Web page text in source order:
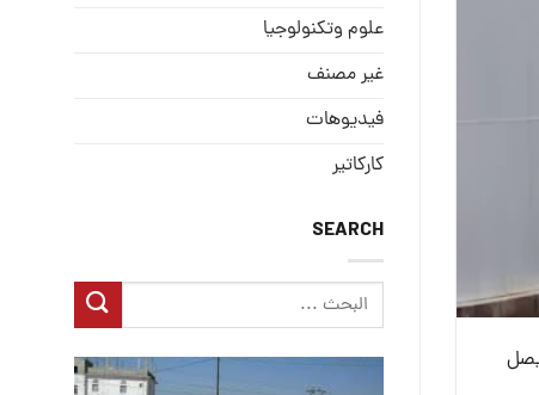
9.1 ملايين برميل، ليصل
علوم وتكنولوجيا
غير مصنف
فيديوهات
كاركاتير
SEARCH